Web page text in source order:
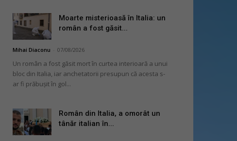
Moarte misterioasă în Italia: un
român a fost găsit...
Mihai Diaconu 07/08/2026
Un român a fost găsit mort în curtea interioară a unui
bloc din Italia, iar anchetatorii presupun că acesta s-
ar fi prăbușit în gol...
Român din Italia, a omorât un
tânăr italian în...